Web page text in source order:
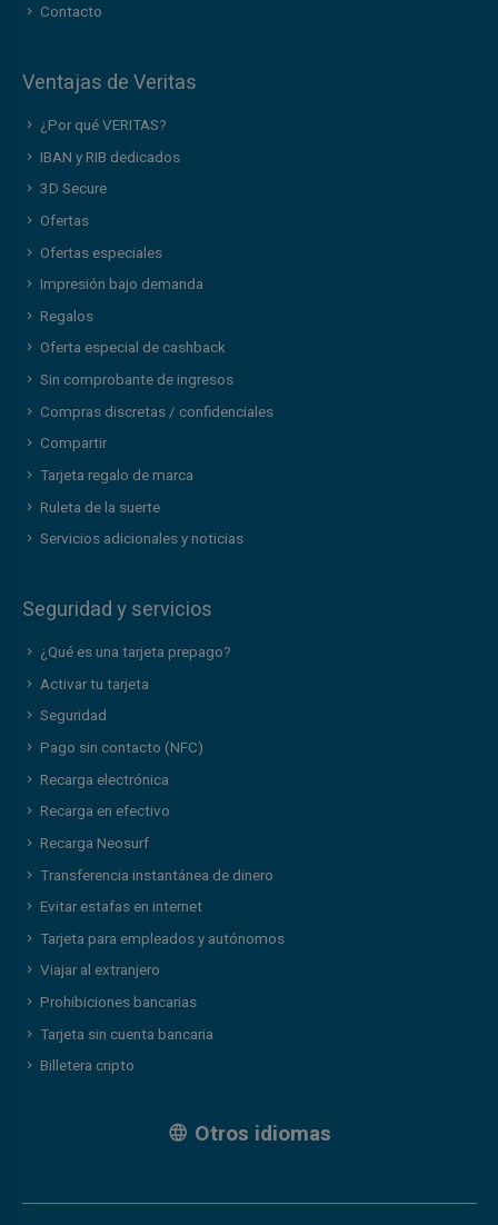
Contacto
Ventajas de Veritas
¿Por qué VERITAS?
IBAN y RIB dedicados
3D Secure
Ofertas
Ofertas especiales
Impresión bajo demanda
Regalos
Oferta especial de cashback
Sin comprobante de ingresos
Compras discretas / confidenciales
Compartir
Tarjeta regalo de marca
Ruleta de la suerte
Servicios adicionales y noticias
Seguridad y servicios
¿Qué es una tarjeta prepago?
Activar tu tarjeta
Seguridad
Pago sin contacto (NFC)
Recarga electrónica
Recarga en efectivo
Recarga Neosurf
Transferencia instantánea de dinero
Evitar estafas en internet
Tarjeta para empleados y autónomos
Viajar al extranjero
Prohibiciones bancarias
Tarjeta sin cuenta bancaria
Billetera cripto
Otros idiomas